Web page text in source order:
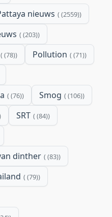
nieuws (2559)
(203)
(78) Pollution (71)
(76) Smog (106)
SRT (84)
dinther (83)
(79)